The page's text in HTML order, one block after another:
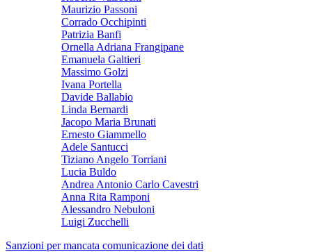
Maurizio Passoni
Corrado Occhipinti
Patrizia Banfi
Ornella Adriana Frangipane
Emanuela Galtieri
Massimo Golzi
Ivana Portella
Davide Ballabio
Linda Bernardi
Jacopo Maria Brunati
Ernesto Giammello
Adele Santucci
Tiziano Angelo Torriani
Lucia Buldo
Andrea Antonio Carlo Cavestri
Anna Rita Ramponi
Alessandro Nebuloni
Luigi Zucchelli
Sanzioni per mancata comunicazione dei dati